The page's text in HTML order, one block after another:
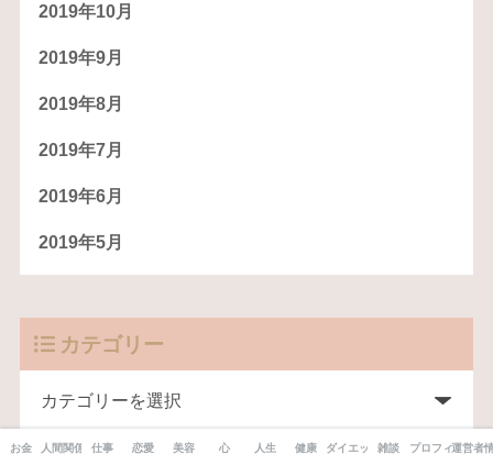
2019年10月
2019年9月
2019年8月
2019年7月
2019年6月
2019年5月
カテゴリー
お金 人間関係 仕事 恋愛 美容 心 人生 健康 ダイエット雑談 プロフィール
運営者